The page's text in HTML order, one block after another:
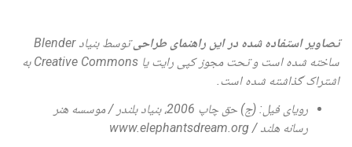
تصاویر استفاده شده در این راهنمای طراحی
توسط بنیاد Blender
ساخته شده است و تحت مجوز کپی رایت یا Creative Commons به
اشتراک گذاشته شده است.
رویای فیل: (ج) حق چاپ 2006، بنیاد بلندر / موسسه هنر
رسانه هلند / www.elephantsdream.org